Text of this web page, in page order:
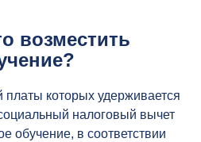
возместить
платы которых удерживается
налоговый вычет
обучение, в соответствии